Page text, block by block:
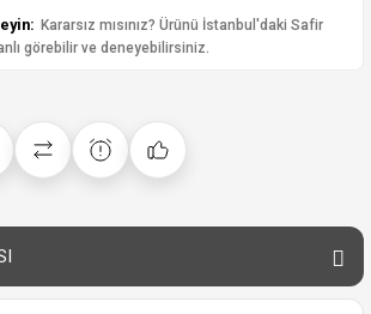
Kararsız mısınız? Ürünü İstanbul'daki Safir
görebilir ve deneyebilirsiniz.